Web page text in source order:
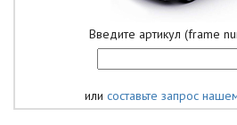
Введите артикул (frame
или составьте запрос